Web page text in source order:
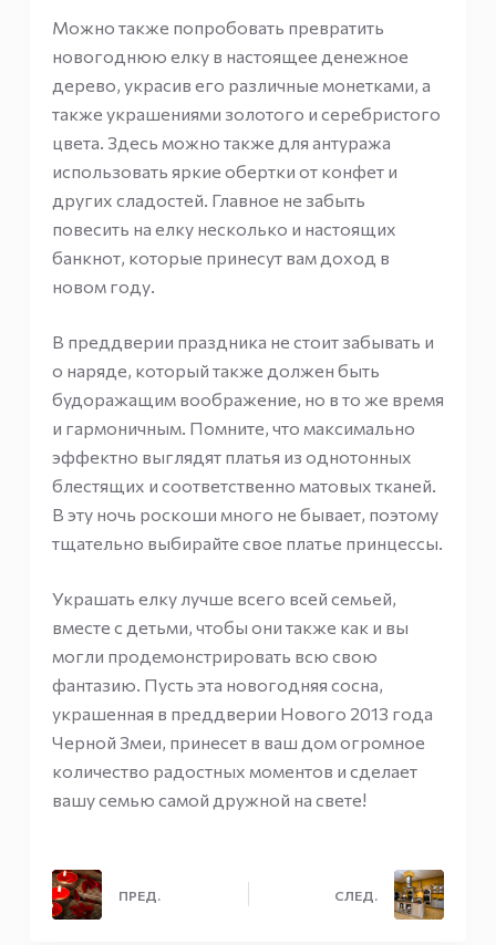
Можно также попробовать превратить
новогоднюю елку в настоящее денежное
дерево, украсив его различные монетками, а
также украшениями золотого и серебристого
цвета. Здесь можно также для антуража
использовать яркие обертки от конфет и
других сладостей. Главное не забыть
повесить на елку несколько и настоящих
банкнот, которые принесут вам доход в
новом году.
В преддверии праздника не стоит забывать и
о наряде, который также должен быть
будоражащим воображение, но в то же время
и гармоничным. Помните, что максимально
эффектно выглядят платья из однотонных
блестящих и соответственно матовых тканей.
В эту ночь роскоши много не бывает, поэтому
тщательно выбирайте свое платье принцессы.
Украшать елку лучше всего всей семьей,
вместе с детьми, чтобы они также как и вы
могли продемонстрировать всю свою
фантазию. Пусть эта новогодняя сосна,
украшенная в преддверии Нового 2013 года
Черной Змеи, принесет в ваш дом огромное
количество радостных моментов и сделает
вашу семью самой дружной на свете!
ПРЕД. СЛЕД.